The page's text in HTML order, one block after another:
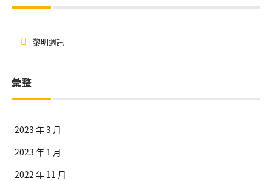
黎明週訊
彙整
2023 年 3 月
2023 年 1 月
2022 年 11 月